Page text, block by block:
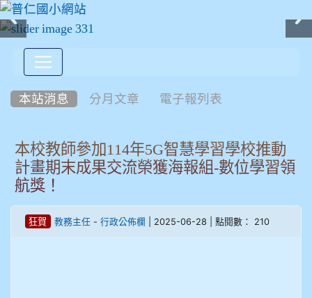
本站消息 分月文章 電子報列表
本校教師參加114年5G智慧學習學校推動
計畫期末成果交流榮獲海報組-數位學習領
航獎！
狂賀 教務主任- 行政公佈欄 | 2025-06-28 | 點閱數： 210